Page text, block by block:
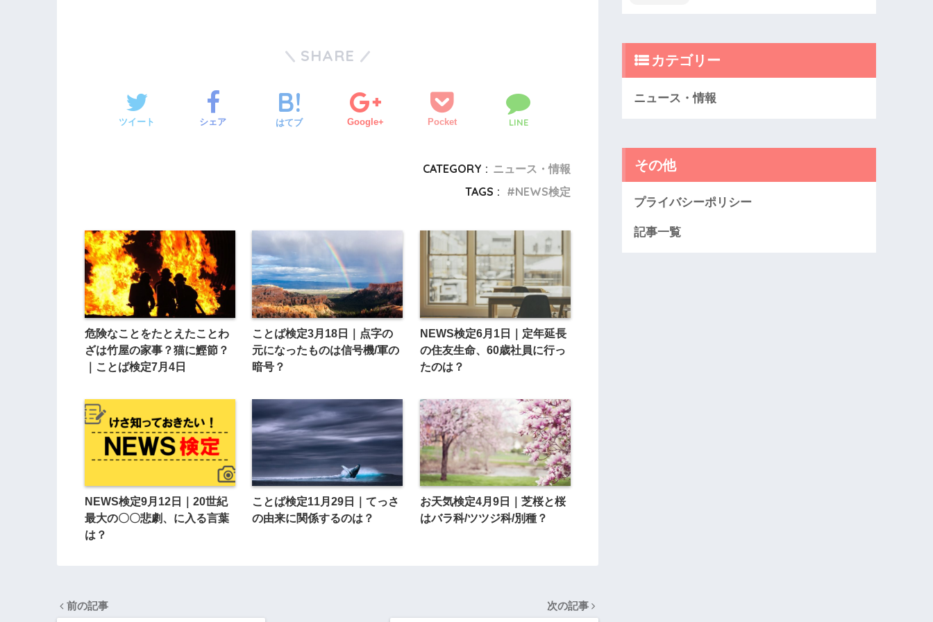
SHARE
ツイート シェア はてブ Google+ Pocket LINE
CATEGORY : ニュース・情報
TAGS :
NEWS検定
危険なことをたとえたことわ
ざは竹屋の家事？猫に鰹節？
｜ことば検定7月4日
ことば検定3月18日｜点字の
元になったものは信号機/軍の
暗号？
NEWS検定6月1日｜定年延長
の住友生命、60歳社員に行っ
たのは？
NEWS検定9月12日｜20世紀
最大の〇〇悲劇、に入る言葉
は？
ことば検定11月29日｜てっさ
の由来に関係するのは？
お天気検定4月9日｜芝桜と桜
はバラ科/ツツジ科/別種？
前の記事 次の記事
カテゴリー
ニュース・情報
その他
プライバシーポリシー
記事一覧